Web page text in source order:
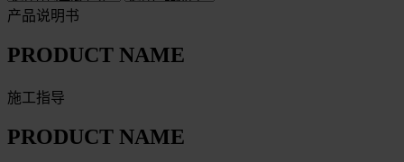
产品说明书
PRODUCT NAME
施工指导
PRODUCT NAME